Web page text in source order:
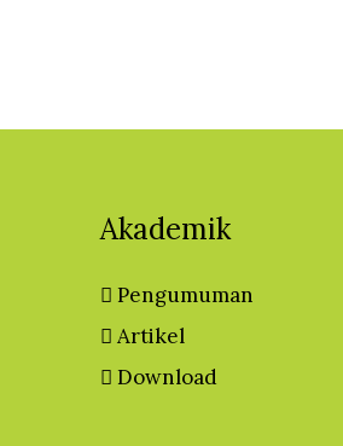
Akademik
Pengumuman
Artikel
Download